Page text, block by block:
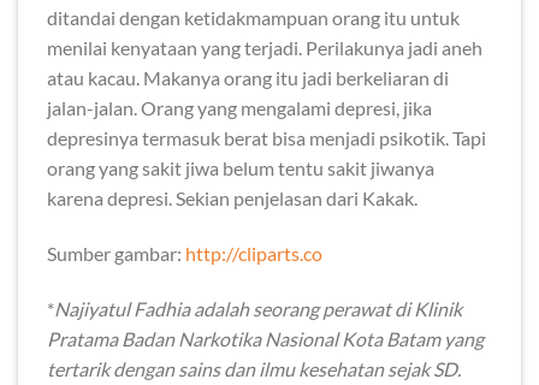
ditandai dengan ketidakmampuan orang itu untuk
menilai kenyataan yang terjadi. Perilakunya jadi aneh
atau kacau. Makanya orang itu jadi berkeliaran di
jalan-jalan. Orang yang mengalami depresi, jika
depresinya termasuk berat bisa menjadi psikotik. Tapi
orang yang sakit jiwa belum tentu sakit jiwanya
karena depresi. Sekian penjelasan dari Kakak.
Sumber gambar: http://cliparts.co
*Najiyatul Fadhia adalah seorang perawat di Klinik
Pratama Badan Narkotika Nasional Kota Batam yang
tertarik dengan sains dan ilmu kesehatan sejak SD.